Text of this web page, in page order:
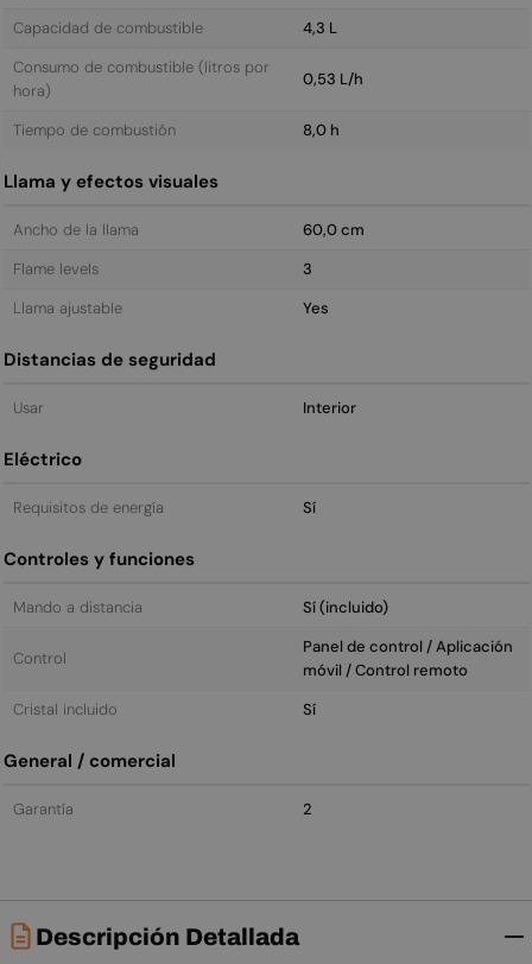
Capacidad de combustible
4,3 L
Consumo de combustible (litros por
hora)
0,53 L/h
Tiempo de combustión 8,0 h
Llama y efectos visuales
Ancho de la llama
60,0 cm
Flame levels
3
Llama ajustable
Yes
Distancias de seguridad
Usar Interior
Eléctrico
Requisitos de energía Sí
Controles y funciones
Mando a distancia Sí (incluido)
Control
Panel de control / Aplicación
móvil / Control remoto
Cristal incluido
Sí
General / comercial
Garantía 2
Descripción Detallada